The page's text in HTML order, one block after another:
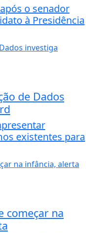
o senador
à Presidência
de Dados
existentes para
começar na